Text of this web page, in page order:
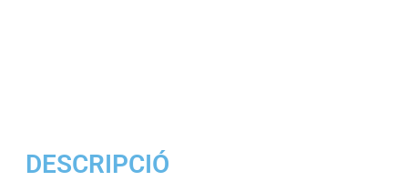
DESCRIPCIÓ